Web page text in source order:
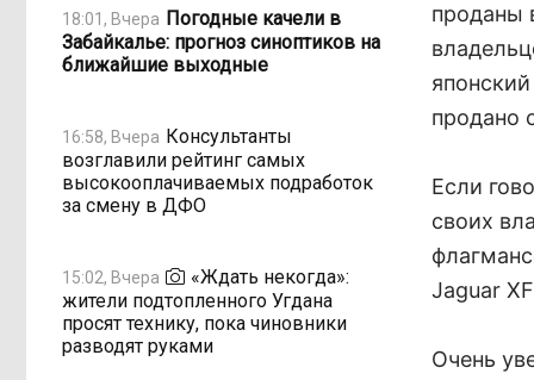
18:01, Вчера Погодные качели в
Забайкалье: прогноз синоптиков на
ближайшие выходные
16:58, Вчера Консультанты
возглавили рейтинг самых
высокооплачиваемых подработок
за смену в ДФО
15:02, Вчера
«Ждать некогда»:
жители подтопленного Угдана
просят технику, пока чиновники
разводят руками
проданы
продано
Если
своих
Jaguar
Очень